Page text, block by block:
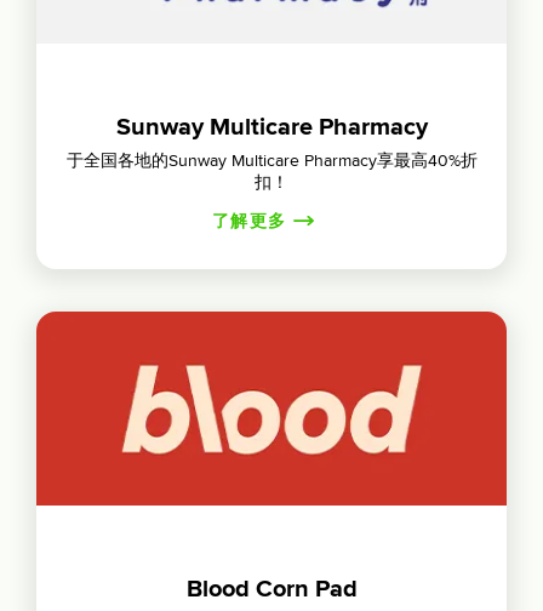
Sunway Multicare Pharmacy
于全国各地的Sunway Multicare Pharmacy享最高40%折
扣！
了解更多
Blood Corn Pad